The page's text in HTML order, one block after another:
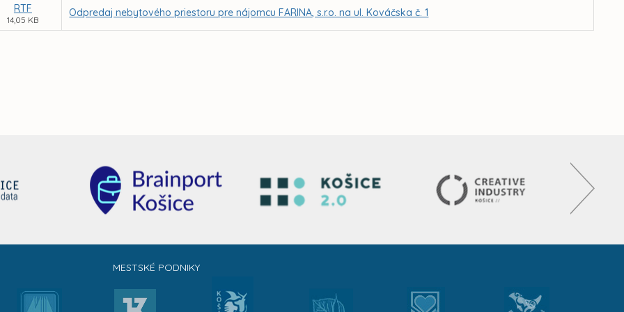
RTF
14,05 KB
Odpredaj nebytového priestoru pre nájomcu FARINA, s.r.o. na ul. Kováčska č. 1
MESTSKÉ PODNIKY